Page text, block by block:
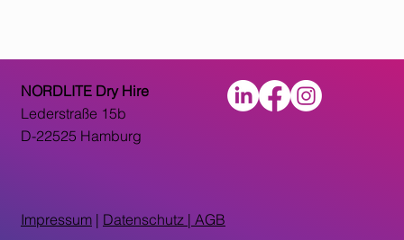
NORDLITE Dry Hire
Lederstraße 15b
D-22525 Hamburg
Impressum| Datenschutz | AGB